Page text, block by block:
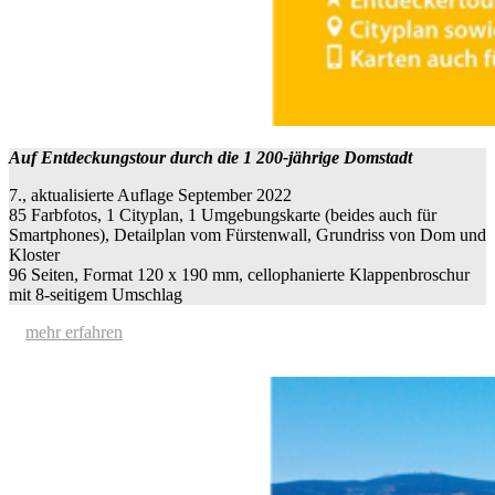
Auf Entdeckungstour durch die 1 200-jährige Domstadt
7., aktualisierte Auflage September 2022
85 Farbfotos, 1 Cityplan, 1 Umgebungskarte (beides auch für
Smartphones), Detailplan vom Fürstenwall, Grundriss von Dom und
Kloster
96 Seiten, Format 120 x 190 mm, cellophanierte Klappenbroschur
mit 8-seitigem Umschlag
mehr erfahren